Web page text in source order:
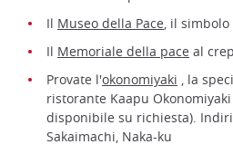
Il Museo della Pace , il
Il Memoriale della pace al
Provate l'okonomiyaki , la
ristorante Kaapu
disponibile su richiesta).
Sakaimachi, Naka-ku